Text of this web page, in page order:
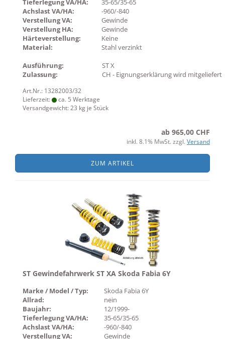
Tieferlegung VA/HA:
35-65/35-65
Achslast VA/HA:
-960/-840
Verstellung VA:
Gewinde
Verstellung HA:
Gewinde
Härteverstellung:
Keine
Material:
Stahl verzinkt
Ausführung:
ST X
Zulassung:
CH - Eignungserklärung wird mitgeliefert
Art.Nr.: 13282003/32
Lieferzeit:
ca. 5 Werktage
Versandgewicht:23 kg je Stück
ab 965,00 CHF
inkl. 8.1% MwSt. zzgl. Versand
ZUM ARTIKEL
ST Gewindefahrwerk ST XA Skoda Fabia 6Y
Marke / Model / Typ:
Skoda Fabia 6Y
Allrad:
nein
Baujahr:
12/1999-
Tieferlegung VA/HA:
35-65/35-65
Achslast VA/HA:
-960/-840
Verstellung VA:
Gewinde